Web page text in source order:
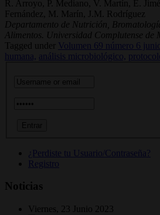
R. Arroyo, P. Mediano, V. Martín, E.
Fernández, M. Marín, J.M. Rodríguez
Departamento de Nutrición,
Alimentos. Universidad Complutense de
Tagged under
Volumen 69 número 6
humana, análisis microbiológico,
¿Perdiste tu Usuario/Contraseña?
Registro
Noticias
Viernes, 23 Junio 2023